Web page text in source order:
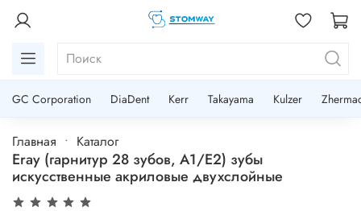
GC Corporation DiaDent Kerr Takayama Kulzer
Главная Каталог
Eray (гарнитур 28 зубов, A1/E2) зубы
искусственные акриловые двухслойные